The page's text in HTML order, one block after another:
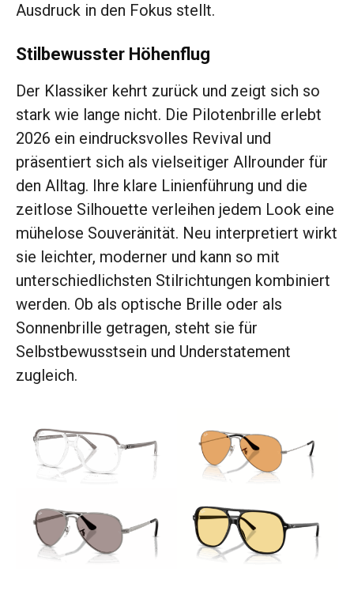
Ausdruck in den Fokus stellt.
Stilbewusster Höhenflug
Der Klassiker kehrt zurück und zeigt sich so
stark wie lange nicht. Die Pilotenbrille erlebt
2026 ein eindrucksvolles Revival und
präsentiert sich als vielseitiger Allrounder für
den Alltag. Ihre klare Linienführung und die
zeitlose Silhouette verleihen jedem Look eine
mühelose Souveränität. Neu interpretiert wirkt
sie leichter, moderner und kann so mit
unterschiedlichsten Stilrichtungen kombiniert
werden. Ob als optische Brille oder als
Sonnenbrille getragen, steht sie für
Selbstbewusstsein und Understatement
zugleich.